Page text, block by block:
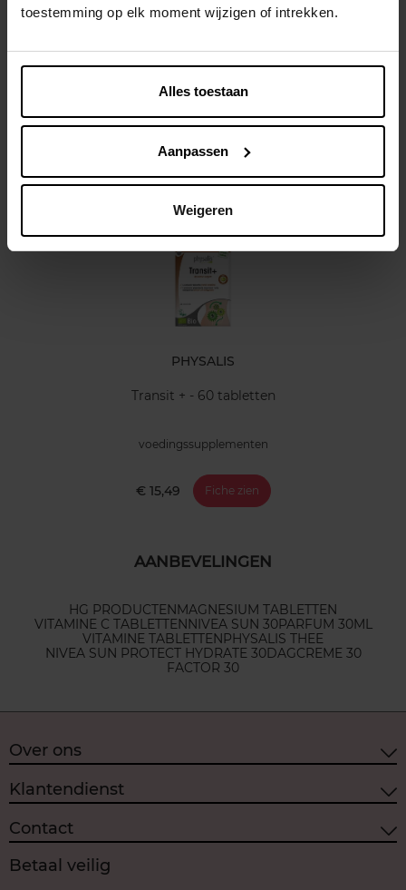
toestemming op elk moment wijzigen of intrekken.
Alles toestaan
Aanpassen
Weigeren
Gebruiksadvies
Kenmerken
Nog iets vergeten ?
PHYSALIS
Transit + - 60 tabletten
voedingssupplementen
€ 15,49 Fiche zien
AANBEVELINGEN
HG PRODUCTENMAGNESIUM TABLETTEN
VITAMINE C TABLETTENNIVEA SUN 30PARFUM 30ML
VITAMINE TABLETTENPHYSALIS THEE
NIVEA SUN PROTECT HYDRATE 30DAGCREME 30
FACTOR 30
Over ons
Klantendienst
Contact
Betaal veilig